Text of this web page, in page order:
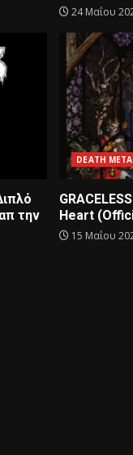
24 Μαΐου
την
DEATH
Heart
15 Μαΐου